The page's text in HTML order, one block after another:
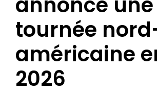
tournée
américaine
2026